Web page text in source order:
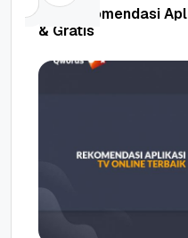
10+ Rekomendasi
& Gratis